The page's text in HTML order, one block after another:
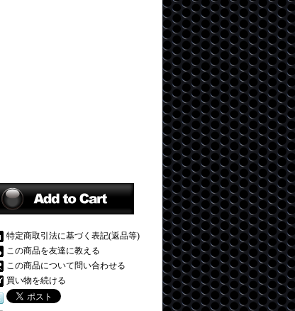
特定商取引法に基づく表記(返品等)
この商品を友達に教える
この商品について問い合わせる
買い物を続ける